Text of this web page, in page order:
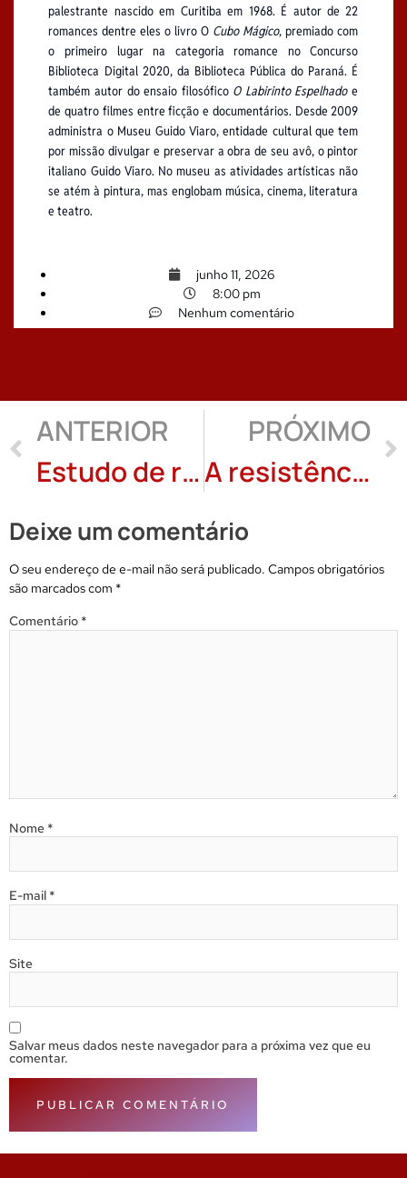
palestrante nascido em Curitiba em 1968. É autor de 22
romances dentre eles o livro O Cubo Mágico, premiado com
o primeiro lugar na categoria romance no Concurso
Biblioteca Digital 2020, da Biblioteca Pública do Paraná. É
também autor do ensaio filosófico O Labirinto Espelhadoe
de quatro filmes entre ficção e documentários. Desde 2009
administra o Museu Guido Viaro, entidade cultural que tem
por missão divulgar e preservar a obra de seu avô, o pintor
italiano Guido Viaro. No museu as atividades artísticas não
se atém à pintura, mas englobam música, cinema, literatura
e teatro.
junho 11, 2026
8:00 pm
Nenhum comentário
ANTERIOR
Estudo de rima: Luis Dolhnikoff
PRÓXIMO
A resistência ao caos na poesia de Adriano Wintter: Susanna Busato
Deixe um comentário
O seu endereço de e-mail não será publicado. Campos obrigatórios
são marcados com *
Comentário *
Nome *
E-mail *
Site
Salvar meus dados neste navegador para a próxima vez que eu
comentar.